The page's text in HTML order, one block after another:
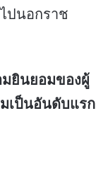
ปนอกราช
มยินยอมของผู้
เป็นอันดับแรก